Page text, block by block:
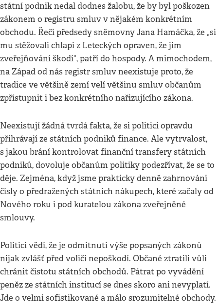
státní podnik nedal dodnes žalobu, že by byl poškozen
zákonem o registru smluv v nějakém konkrétním
obchodu. Řeči předsedy sněmovny Jana Hamáčka, že „si
mu stěžovali chlapi z Leteckých opraven, že jim
zveřejňování škodí“, patří do hospody. A mimochodem,
na Západ od nás registr smluv neexistuje proto, že
tradice ve většině zemí velí většinu smluv občanům
zpřístupnit i bez konkrétního nařizujícího zákona.
Neexistují žádná tvrdá fakta, že si politici opravdu
přihrávají ze státních podniků finance. Ale vytrvalost,
s jakou brání kontrolovat finanční transfery státních
podniků, dovoluje občanům politiky podezřívat, že se to
děje. Zejména, když jsme prakticky denně zahrnováni
čísly o předražených státních nákupech, které začaly od
Nového roku i pod kuratelou zákona zveřejněné
smlouvy.
Politici vědí, že je odmítnutí výše popsaných zákonů
nijak zvlášť před voliči nepoškodí. Občané ztratili vůli
chránit čistotu státních obchodů. Pátrat po vyvádění
peněz ze státních institucí se dnes skoro ani nevyplatí.
Jde o velmi sofistikované a málo srozumitelné obchody.